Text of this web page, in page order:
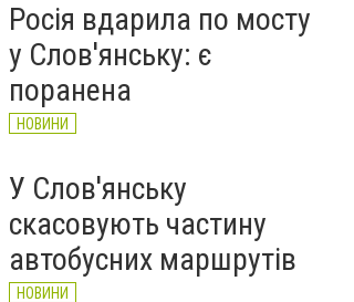
Росія вдарила по мосту
у Слов'янську: є
поранена
НОВИНИ
У Слов'янську
скасовують частину
автобусних маршрутів
НОВИНИ